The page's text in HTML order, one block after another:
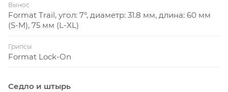
Вынос
Format Trail, угол: 7°, диаметр: 31.8 мм, длина: 60 мм
(S-M), 75 мм (L-XL)
Грипсы
Format Lock-On
Седло и штырь